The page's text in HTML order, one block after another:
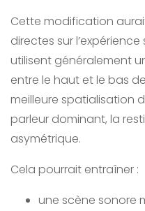
Cette modification
directes sur
utilisent généralement
entre le haut et le bas
meilleure spatialisation
parleur dominant, la
asymétrique.
Cela pourrait entraîner :
une scène sonore